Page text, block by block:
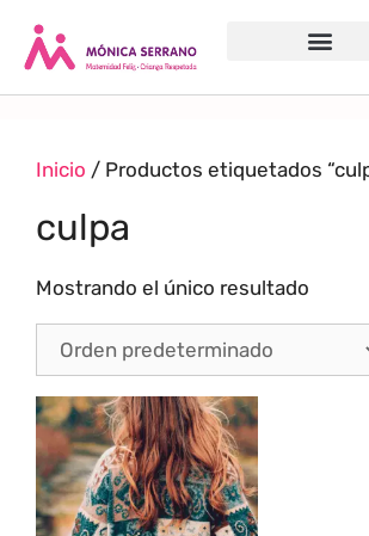
Inicio / Productos etiquetados
culpa
Mostrando el único resultado